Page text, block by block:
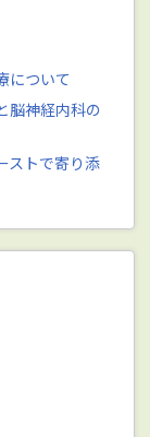
について
脳神経内科の
ストで寄り添